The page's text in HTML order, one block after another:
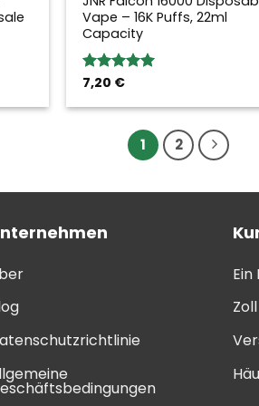
Vape – 16K Puffs, 22ml
Capacity
Bewertung:
7,20 €
1 2